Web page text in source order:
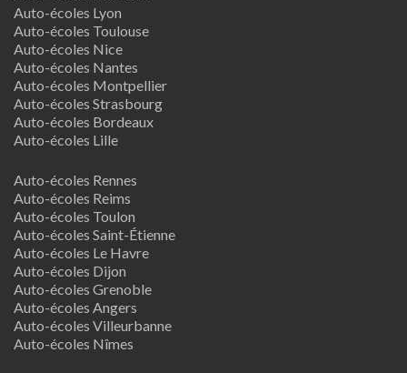
Auto-écoles Lyon
Auto-écoles Toulouse
Auto-écoles Nice
Auto-écoles Nantes
Auto-écoles Montpellier
Auto-écoles Strasbourg
Auto-écoles Bordeaux
Auto-écoles Lille
Auto-écoles Rennes
Auto-écoles Reims
Auto-écoles Toulon
Auto-écoles Saint-Étienne
Auto-écoles Le Havre
Auto-écoles Dijon
Auto-écoles Grenoble
Auto-écoles Angers
Auto-écoles Villeurbanne
Auto-écoles Nîmes